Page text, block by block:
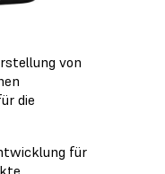
von
die
für